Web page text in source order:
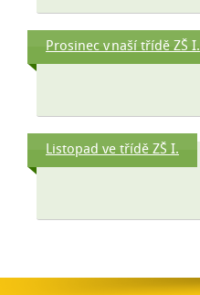
Prosinec v naší třídě ZŠ I.
Listopad ve třídě ZŠ I.